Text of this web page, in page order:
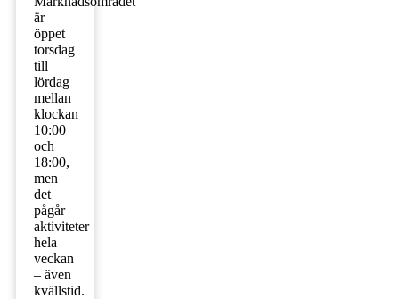
är
öppet
torsdag
till
lördag
mellan
klockan
10:00
och
18:00,
men
det
pågår
aktiviteter
hela
veckan
– även
kvällstid.